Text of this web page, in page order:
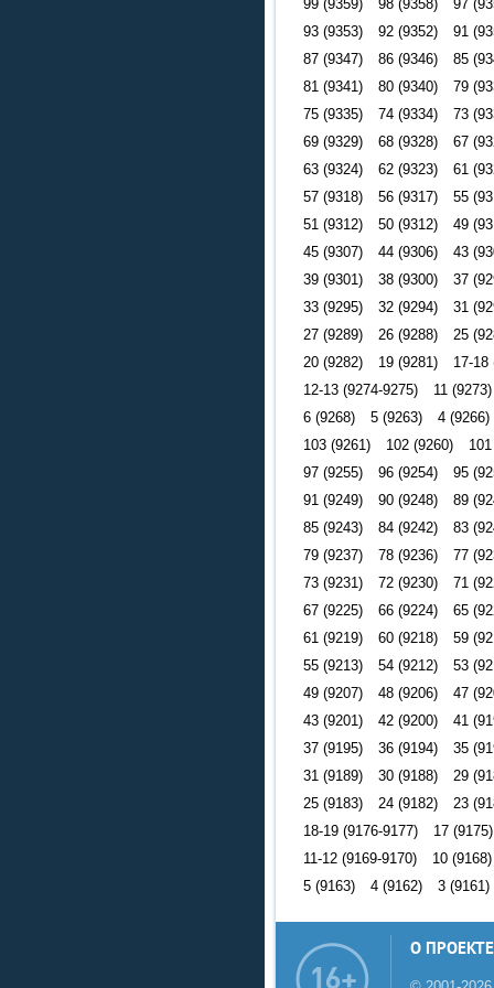
99 (9359) 98 (9358)
97
93 (9353)
92 (9352)
91
87 (9347)
86 (9346)
85
81 (9341)
80 (9340)
79
75 (9335)
74 (9334)
73
69 (9329)
68 (9328)
67
63 (9324)
62 (9323)
61
57 (9318)
56 (9317)
55
51 (9312)
50 (9312)
49
45 (9307)
44 (9306)
43
39 (9301)
38 (9300)
37
33 (9295)
32 (9294)
31
27 (9289)
26 (9288)
25
20 (9282)
19 (9281)
17-18
12-13 (9274-9275)
11 (9273)
6 (9268)
5 (9263)
4 (9266)
103 (9261)
102 (9260)
97 (9255)
96 (9254)
95
91 (9249)
90 (9248)
89
85 (9243)
84 (9242)
83
79 (9237)
78 (9236)
77
73 (9231)
72 (9230)
71
67 (9225)
66 (9224)
65
61 (9219)
60 (9218)
59
55 (9213)
54 (9212)
53
49 (9207)
48 (9206)
47
43 (9201)
42 (9200)
41
37 (9195)
36 (9194)
35
31 (9189)
30 (9188)
29
25 (9183)
24 (9182)
23
18-19 (9176-9177)
17 (9175)
11-12 (9169-9170)
10 (9168)
5 (9163)
4 (9162) 3 (9161)
О ПРОЕКТЕ